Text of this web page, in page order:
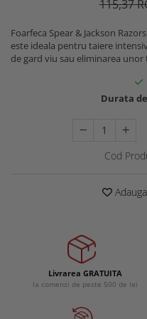
Echipamente specializate
Echipamente muncitori
Masti protectie
115,37
Foarfeca Spear & Jackson
este ideala pentru taiere
de gard viu sau eliminarea
Durata
Cod
Livrarea GRATUITA
la comenzi de peste 500 de lei